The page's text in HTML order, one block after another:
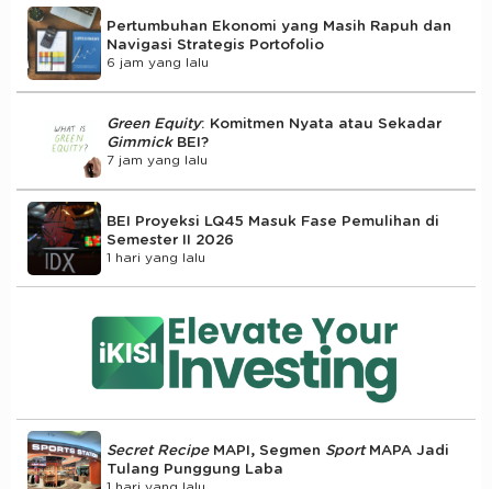
Pertumbuhan Ekonomi yang Masih Rapuh dan
Navigasi Strategis Portofolio
6 jam yang lalu
Green Equity: Komitmen Nyata atau Sekadar
Gimmick BEI?
7 jam yang lalu
BEI Proyeksi LQ45 Masuk Fase Pemulihan di
Semester II 2026
1 hari yang lalu
Secret RecipeMAPI, Segmen Sport MAPA Jadi
Tulang Punggung Laba
1 hari yang lalu